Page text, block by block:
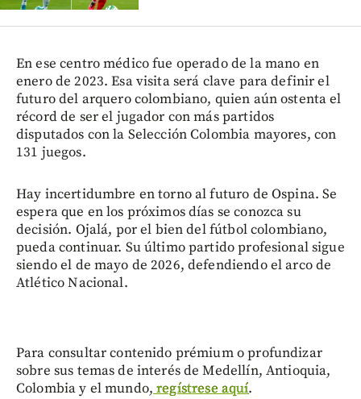
En ese centro médico fue operado de la mano en
enero de 2023. Esa visita será clave para definir el
futuro del arquero colombiano, quien aún ostenta el
récord de ser el jugador con más partidos
disputados con la Selección Colombia mayores, con
131 juegos.
Hay incertidumbre en torno al futuro de Ospina. Se
espera que en los próximos días se conozca su
decisión. Ojalá, por el bien del fútbol colombiano,
pueda continuar. Su último partido profesional sigue
siendo el de mayo de 2026, defendiendo el arco de
Atlético Nacional.
Para consultar contenido prémium o profundizar
sobre sus temas de interés de Medellín, Antioquia,
Colombia y el mundo, regístrese aquí.